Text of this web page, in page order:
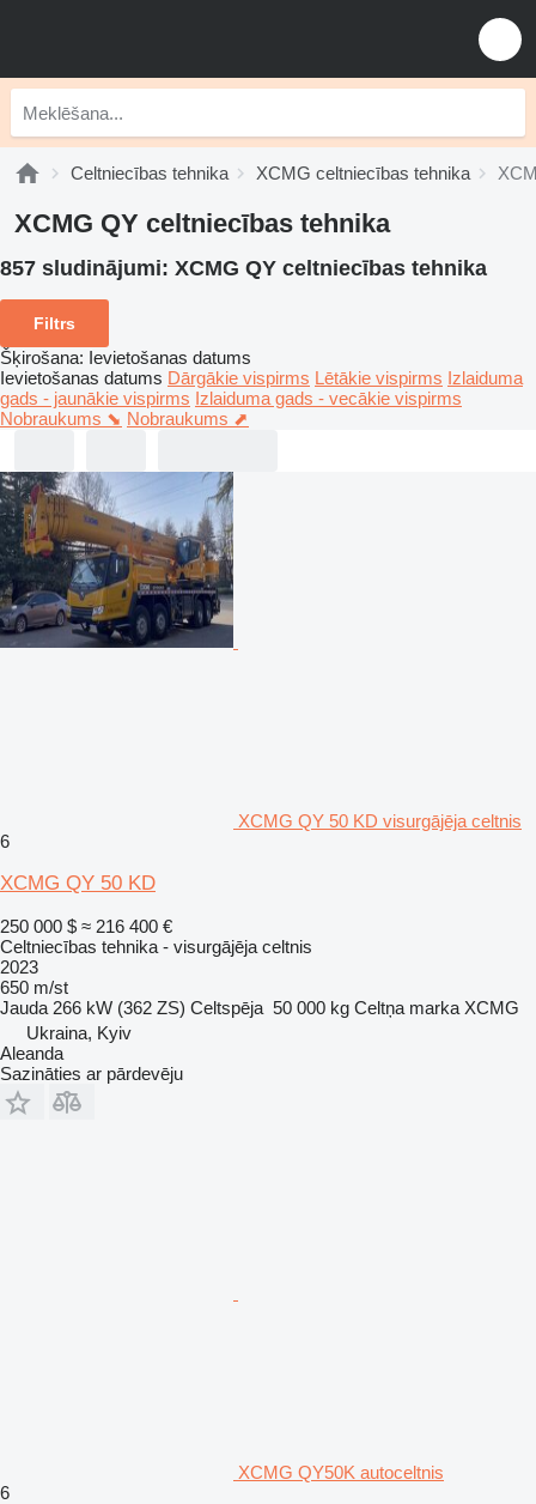
Celtniecības tehnika XCMG celtniecības tehnika
XCMG QY celtniecības tehnika
857 sludinājumi: XCMG QY celtniecības tehnika
Filtrs
Šķirošana: Ievietošanas datums
Ievietošanas datums Dārgākie vispirms Lētākie vispirms Izlaiduma
gads - jaunākie vispirms Izlaiduma gads - vecākie vispirms
Nobraukums ⬊ Nobraukums ⬈
XCMG QY 50 KD visurgājēja celtnis
6
XCMG QY 50 KD
250 000 $ ≈ 216 400 €
Celtniecības tehnika - visurgājēja celtnis
2023
650 m/st
Jauda 266 kW (362 ZS) Celtspēja 50 000 kg Celtņa marka XCMG
Ukraina, Kyiv
Aleanda
Sazināties ar pārdevēju
XCMG QY50K autoceltnis
6